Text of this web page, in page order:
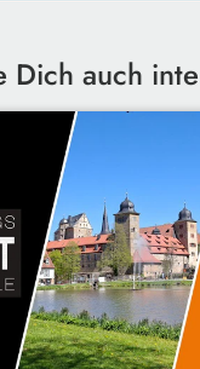
Dich auch